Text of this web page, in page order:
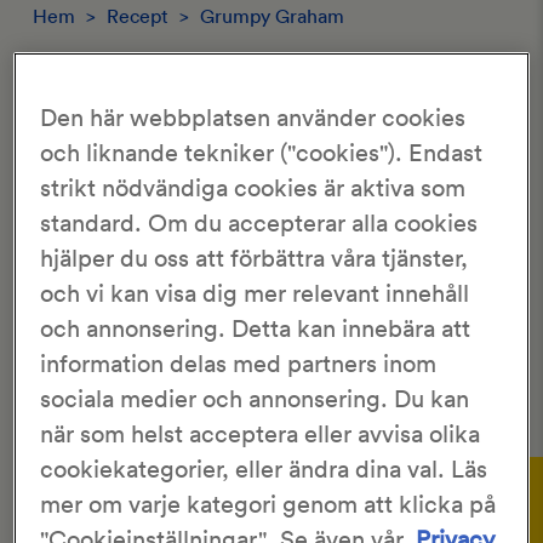
Hem > Recept > Grumpy Graham
50 min
surdegsbröd
frasig yta! Det är dessutom ett praktiskt bröd – då det
håller länge utan att börja smula.
4.2/5
15 Röster
Gör så här:
Den här webbplatsen använder cookies
och liknande tekniker ("cookies"). Endast
strikt nödvändiga cookies är aktiva som
standard. Om du accepterar alla cookies
hjälper du oss att förbättra våra tjänster,
och vi kan visa dig mer relevant innehåll
och annonsering. Detta kan innebära att
information delas med partners inom
sociala medier och annonsering. Du kan
när som helst acceptera eller avvisa olika
cookiekategorier, eller ändra dina val. Läs
mer om varje kategori genom att klicka på